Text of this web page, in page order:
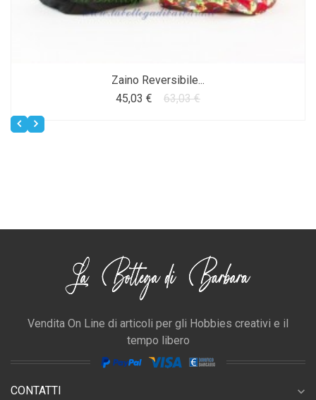
Zaino Reversibile...
45,03 €
63,03 €
Vendita On Line di articoli per gli Hobbies creativi e il
tempo libero
CONTATTI expand_more